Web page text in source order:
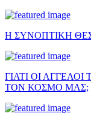
Η ΣΥΝΟΠΤΙΚΗ
ΓΙΑΤΙ ΟΙ
ΤΟΝ ΚΟΣΜΟ ΜΑΣ;